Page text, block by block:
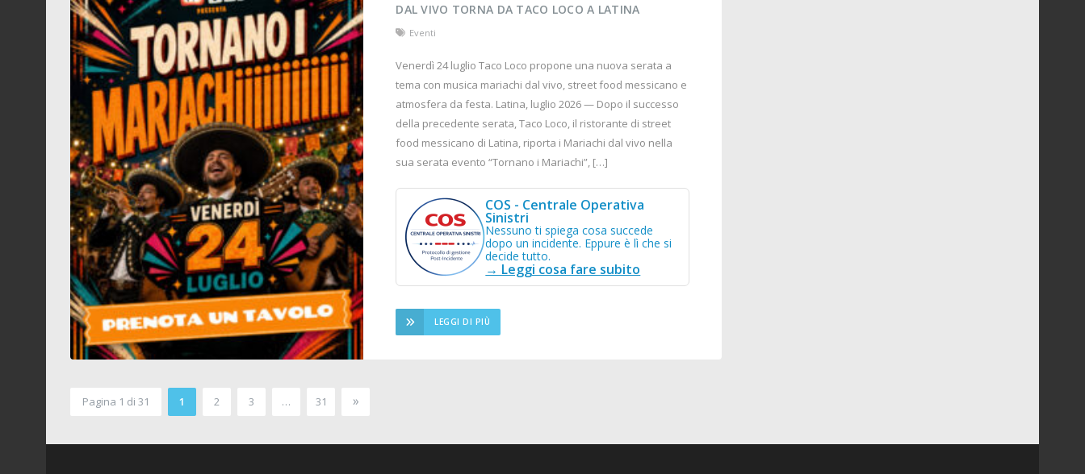
DAL VIVO TORNA DA TACO LOCO A LATINA
Eventi
Venerdì 24 luglio Taco Loco propone una nuova serata a
tema con musica mariachi dal vivo, street food messicano e
atmosfera da festa. Latina, luglio 2026 — Dopo il successo
della precedente serata, Taco Loco, il ristorante di street
food messicano di Latina, riporta i Mariachi dal vivo nella
sua serata evento “Tornano i Mariachi”, […]
COS - Centrale Operativa
Sinistri
Nessuno ti spiega cosa succede
dopo un incidente. Eppure è lì che si
decide tutto.
→ Leggi cosa fare subito
LEGGI DI PIÙ
Pagina 1 di 31 1 2 3 … 31 »